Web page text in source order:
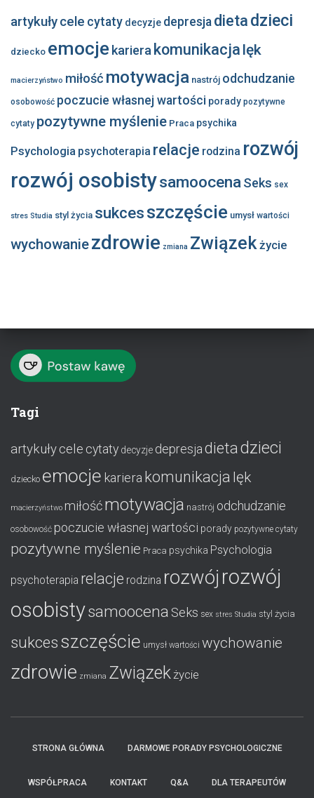
artykułycele cytaty decyzje depresja dieta dzieci
dziecko emocje kariera komunikacja lęk
macierzyństwo miłość motywacja nastrój odchudzanie
osobowość poczucie własnej wartości porady pozytywne
cytaty pozytywne myślenie Praca psychika
Psychologia psychoterapia relacje rodzina rozwój
rozwój osobistysamoocenaSeks sex
stres Studia styl życia sukcesszczęście umysł wartości
wychowaniezdrowie zmiana Związekżycie
Tagi
artykułycele cytaty decyzje depresja dietadzieci
dziecko emocje kariera komunikacja lęk
macierzyństwo miłośćmotywacja nastrój odchudzanie
osobowość poczucie własnej wartości porady pozytywne cytaty
pozytywne myślenie Praca psychika Psychologia
psychoterapia relacje rodzina rozwój rozwój
osobistysamoocena Seks sex stres Studia styl życia
sukcesszczęście umysł wartości wychowanie
zdrowie zmiana Związekżycie
STRONA GŁÓWNA DARMOWE PORADY PSYCHOLOGICZNE
WSPÓŁPRACA KONTAKT Q&A DLA TERAPEUTÓW